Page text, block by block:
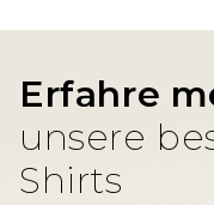
Erfahre
unsere
Shirts